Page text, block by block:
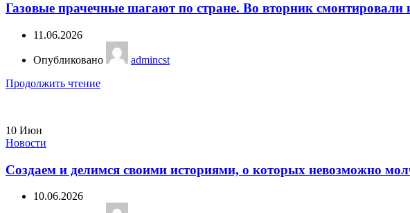
Газовые прачечные шагают по стране. Во вторник смонтировали
11.06.2026
Опубликовано
admincst
Продолжить чтение
10 Июн
Новости
Создаем и делимся своими историями, о которых невозможно
10.06.2026